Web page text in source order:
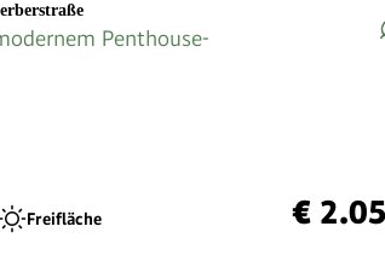
Penthouse-
Freifläche €